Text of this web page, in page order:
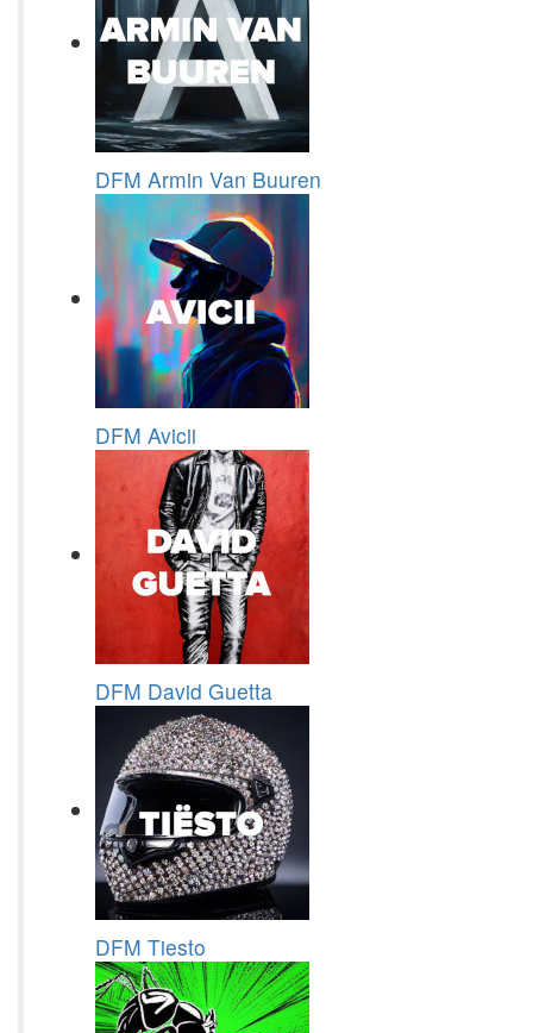
DFM Armin Van Buuren
DFM Avicii
DFM David Guetta
DFM Tiesto